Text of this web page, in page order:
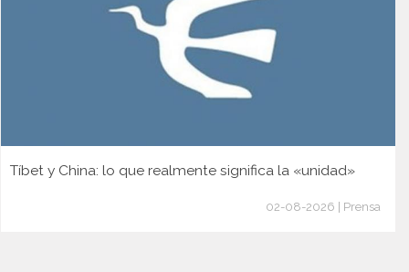
Tíbet y China: lo que realmente significa la «unidad»
02-08-2026 | Prensa